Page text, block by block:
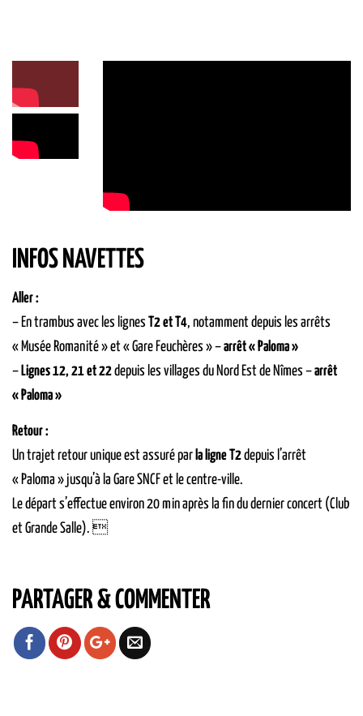
INFOS NAVETTES
Aller :
– En trambus avec les lignes T2 et T4, notamment depuis les arrêts
« Musée Romanité » et « Gare Feuchères » –arrêt « Paloma »
– Lignes 12, 21 et 22depuis les villages du Nord Est de Nîmes –arrêt
« Paloma »
Retour :
Un trajet retour unique est assuré par la ligne T2depuis l’arrêt
« Paloma » jusqu’à la Gare SNCF et le centre-ville.
Le départ s’effectue environ 20 min après la fin du dernier concert (Club
et Grande Salle). 
PARTAGER & COMMENTER